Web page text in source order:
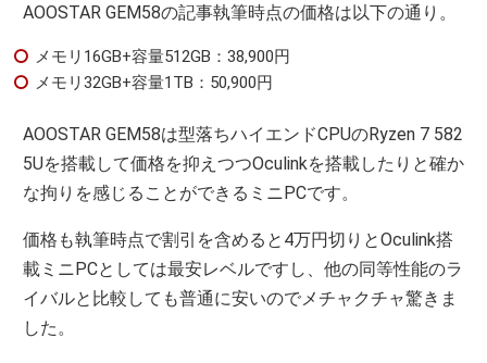
AOOSTAR GEM58の記事執筆時点の価格は以下の通り。
メモリ16GB+容量512GB：38,900円
メモリ32GB+容量1TB：50,900円
AOOSTAR GEM58は型落ちハイエンドCPUのRyzen 7 582
5Uを搭載して価格を抑えつつOculinkを搭載したりと確か
な拘りを感じることができるミニPCです。
価格も執筆時点で割引を含めると4万円切りとOculink搭
載ミニPCとしては最安レベルですし、他の同等性能のラ
イバルと比較しても普通に安いのでメチャクチャ驚きま
した。